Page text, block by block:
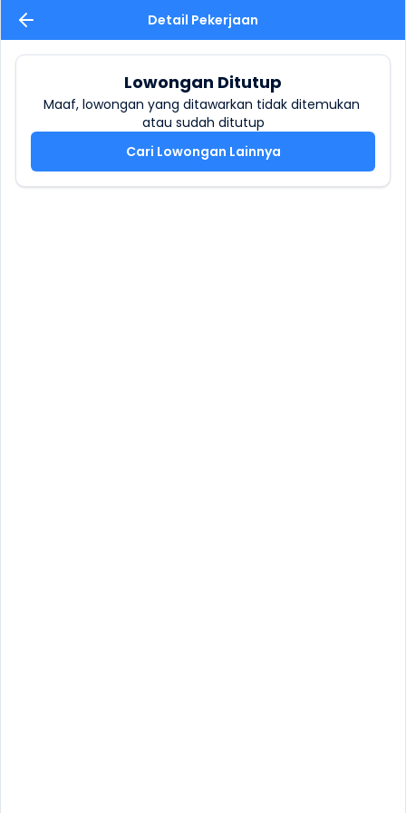
Detail Pekerjaan
Lowongan Ditutup
Maaf, lowongan yang ditawarkan tidak ditemukan
atau sudah ditutup
Cari Lowongan Lainnya